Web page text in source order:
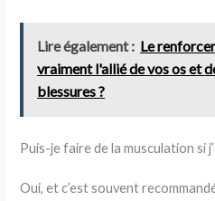
Lire également : Le
vraiment l'allié de vos os et
blessures ?
Puis-je faire de la musculation si
Oui, et c’est souvent